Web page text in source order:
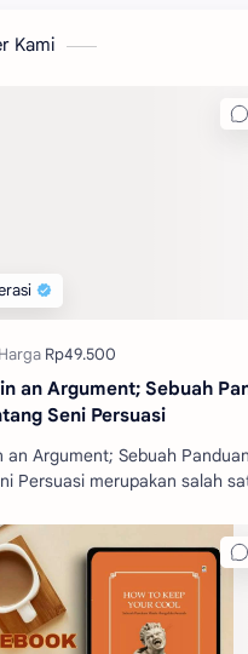
Kami
an Argument; Sebuah
Seni Persuasi
an Argument; Sebuah
Persuasi merupakan salah